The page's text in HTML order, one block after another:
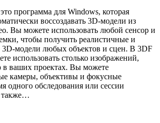
программа для Windows, которая
воссоздавать 3D-модели из
Вы можете использовать любой сенсор и
чтобы получить реалистичные и
3D-модели любых объектов и сцен. В 3DF
использовать столько изображений,
в ваших проектах. Вы можете
камеры, объективы и фокусные
одного обследования или сессии
также…